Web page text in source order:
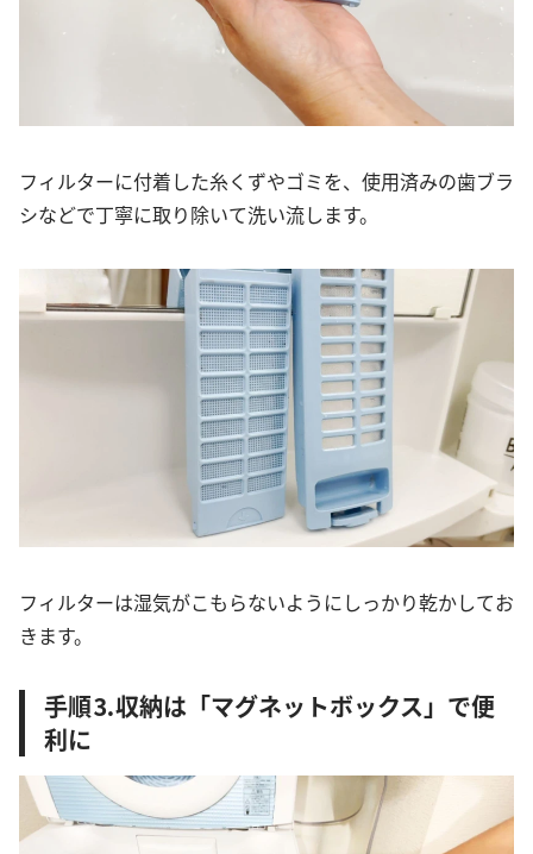
フィルターに付着した糸くずやゴミを、使用済みの歯ブラ
シなどで丁寧に取り除いて洗い流します。
フィルターは湿気がこもらないようにしっかり乾かしてお
きます。
手順⒊収納は「マグネットボックス」で便
利に